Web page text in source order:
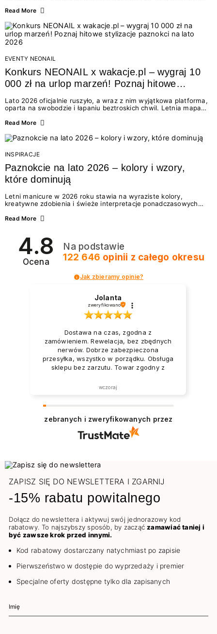
świata beauty i oszałamiających deserów to coś więcej niż
zmysłami: przez soczysty kolor, aksamitną teksturę,
orzeźwiający zapach i słodki akcent na podniebieniu. Tego lata
NEONAIL łączy siły z marką Willisch, tworząc unikalny projekt
na styku jedzenia i piękna....
Read More
EVENTY NEONAIL
Konkurs NEONAIL x wakacje.pl – wygraj 10
000 zł na urlop marzeń! Poznaj hitowe
Lato 2026 oficjalnie ruszyło, a wraz z nim wyjątkowa platforma,
oparta na swobodzie i łapaniu beztroskich chwil. Letnia mapa
doświadczenia wakacji – od spontanicznych wyjazdów, przez
Motywem przewodnim jest eksplorowanie i kolekcjonowanie
letnich momentów. Z tej okazji przygotowaliśmy coś absolutnie
wyjątkowego: wielki konkurs z wakacje.pl oraz dawkę
najgorętszych trendów w...
Read More
INSPIRACJE
Paznokcie na lato 2026 – kolory i wzory,
które dominują
Letni manicure w 2026 roku stawia na wyraziste kolory,
kreatywne zdobienia i świeże interpretacje ponadczasowych
zarówno energetycznych odcieni inspirowanych wakacjami, jak
2026? Znajdź inspirację dla swojego manicure!
Read More
4.8
Ocena
Na podstawie
122 646 opinii z całego okresu
Jak zbieramy opinie?
Jolanta
zweryfikowano
Dostawa na czas, zgodna z
zamówieniem. Rewelacja, bez zbędnych
nerwów. Dobrze zabezpieczona
przesyłka, wszystko w porządku. Obsługa
sklepu bez zarzutu. Towar zgodny z
została zrealizowana ekspresowo.
wczoraj
zebranych i zweryfikowanych przez
ZAPISZ SIĘ DO NEWSLETTERA I ZGARNIJ
-15% rabatu powitalnego
Dołącz do newslettera i aktywuj swój jednorazowy kod
rabatowy. To najszybszy sposób, by zacząćzamawiać taniej i
być zawsze krok przed innymi.
Kod rabatowy dostarczany natychmiast po zapisie
Pierwszeństwo w dostępie do wyprzedaży i premier
Specjalne oferty dostępne tylko dla zapisanych